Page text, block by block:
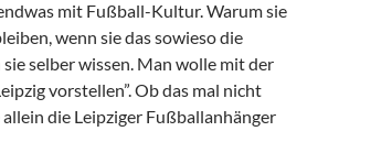
mit Fußball-Kultur. Warum sie
wenn sie das sowieso die
selber wissen. Man wolle mit der
vorstellen”. Ob das mal nicht
die Leipziger Fußballanhänger